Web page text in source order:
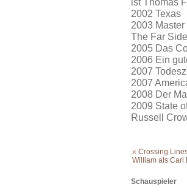
2002 Texas
2003
The Far
2005 Das
2006 Ein
2007
2007
2008 Der
2009 State
Russell
« Crossing
William als Carl
Schauspieler